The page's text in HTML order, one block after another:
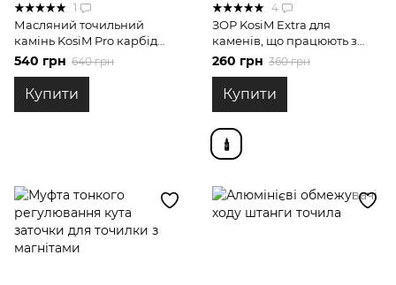
1
Масляний точильний
камінь KosiM Pro карбід
кремнію 500 grit / F320
540 грн 640 грн
Купити
4
ЗОР KosiM Extra для
каменів, що працюють з
маслом 100 мл
260 грн 360 грн
Купити